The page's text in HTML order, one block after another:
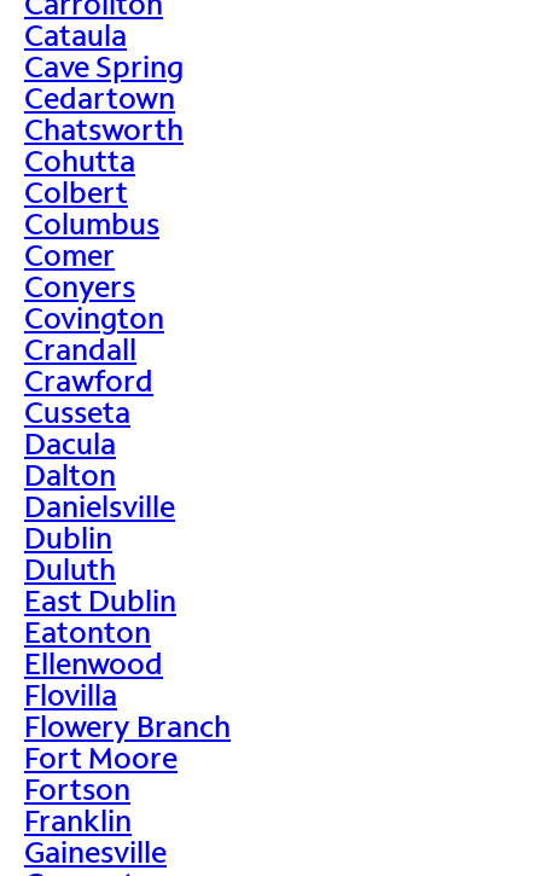
Cataula
Cave Spring
Cedartown
Chatsworth
Cohutta
Colbert
Columbus
Comer
Conyers
Covington
Crandall
Crawford
Cusseta
Dacula
Dalton
Danielsville
Dublin
Duluth
East Dublin
Eatonton
Ellenwood
Flovilla
Flowery Branch
Fort Moore
Fortson
Franklin
Gainesville